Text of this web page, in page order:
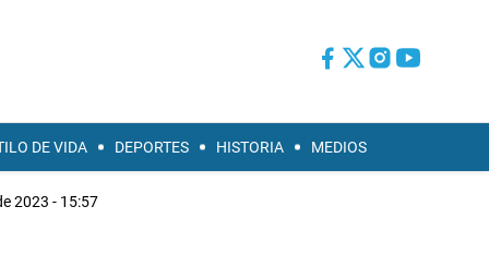
DE VIDA DEPORTES HISTORIA MEDIOS
2023 - 15:57